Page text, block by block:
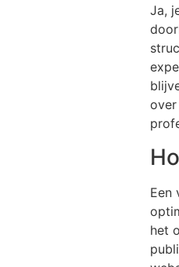
Ja,
Een
het